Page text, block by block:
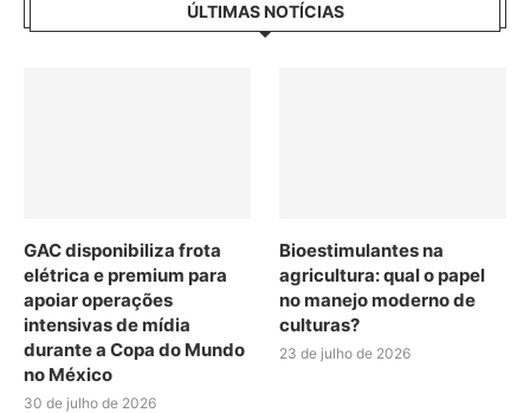
ÚLTIMAS NOTÍCIAS
GAC disponibiliza frota
elétrica e premium para
apoiar operações
intensivas de mídia
durante a Copa do Mundo
no México
30 de julho de 2026
Bioestimulantes na
agricultura: qual o papel
no manejo moderno de
culturas?
23 de julho de 2026